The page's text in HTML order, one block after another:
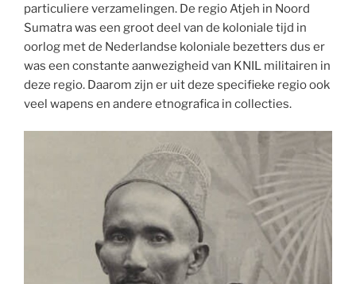
particuliere verzamelingen. De regio Atjeh in Noord
Sumatra was een groot deel van de koloniale tijd in
oorlog met de Nederlandse koloniale bezetters dus er
was een constante aanwezigheid van KNIL militairen in
deze regio. Daarom zijn er uit deze specifieke regio ook
veel wapens en andere etnografica in collecties.